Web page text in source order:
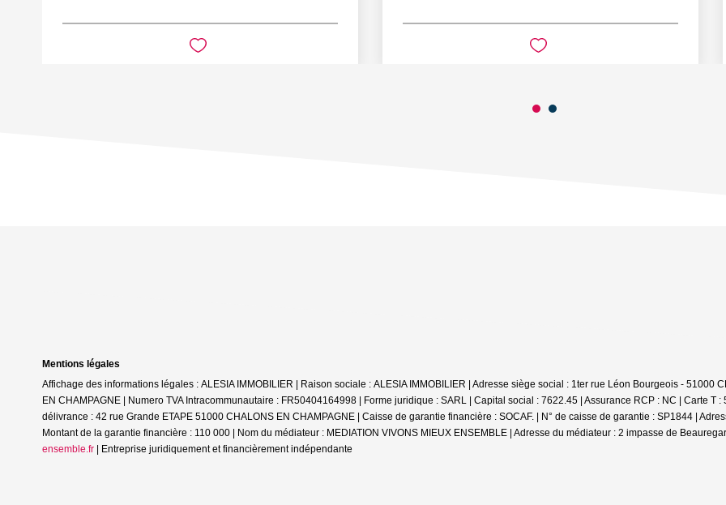
Mentions légales
Affichage des informations légales : ALESIA IMMOBILIER | Raison sociale : ALESIA IMMOBILIER | Adresse siège social : 1ter rue Léon Bourgeois - 51000
EN CHAMPAGNE | Numero TVA Intracommunautaire : FR50404164998 | Forme juridique : SARL | Capital social : 7622.45 | Assurance RCP : NC | Carte T :
délivrance : 42 rue Grande ETAPE 51000 CHALONS EN CHAMPAGNE | Caisse de garantie financière : SOCAF. | N° de caisse de garantie : SP1844 |
Montant de la garantie financière : 110 000 | Nom du médiateur : MEDIATION VIVONS MIEUX ENSEMBLE | Adresse du médiateur : 2 impasse de
ensemble.fr
Entreprise juridiquement et financièrement indépendante